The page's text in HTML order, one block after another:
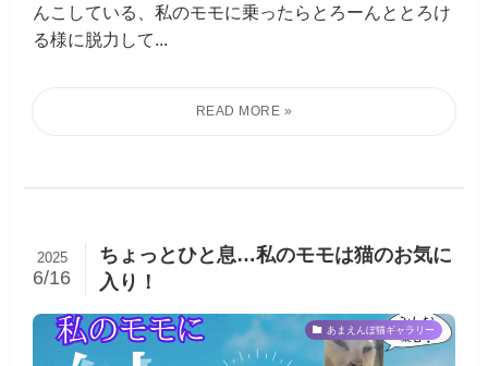
んこしている、私のモモに乗ったらとろーんととろけ
る様に脱力して...
ちょっとひと息…私のモモは猫のお気に
入り！
2025
6/16
あまえんぼ猫ギャラリー